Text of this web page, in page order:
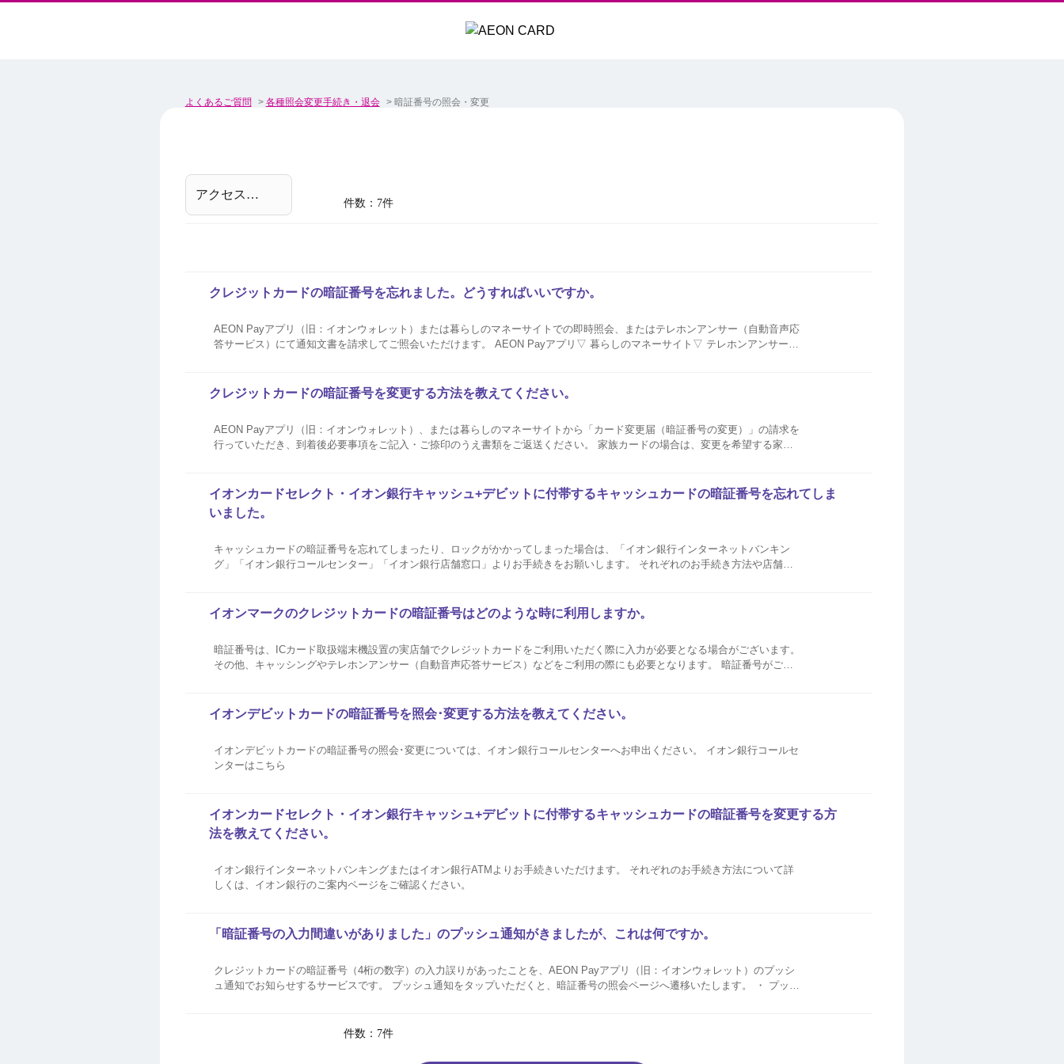
よくあるご質問 > 各種照会変更手続き・退会 > 暗証番号の照会・変更
件数：7件
クレジットカードの暗証番号を忘れました。どうすればいいですか。
AEON Payアプリ（旧：イオンウォレット）または暮らしのマネーサイトでの即時照会、またはテレホンアンサー（自動音声応
答サービス）にて通知文書を請求してご照会いただけます。 AEON Payアプリ▽ 暮らしのマネーサイト▽ テレホンアンサー▽
クレジットカードの暗証番号を変更する方法を教えてください。
AEON Payアプリ（旧：イオンウォレット）、または暮らしのマネーサイトから「カード変更届（暗証番号の変更）」の請求を
行っていただき、到着後必要事項をご記入・ご捺印のうえ書類をご返送ください。 家族カードの場合は、変更を希望する家族
イオンカードセレクト・イオン銀行キャッシュ+デビットに付帯するキャッシュカードの暗証番号を忘れてしま
いました。
キャッシュカードの暗証番号を忘れてしまったり、ロックがかかってしまった場合は、「イオン銀行インターネットバンキン
グ」「イオン銀行コールセンター」「イオン銀行店舗窓口」よりお手続きをお願いします。 それぞれのお手続き方法や店舗検
イオンマークのクレジットカードの暗証番号はどのような時に利用しますか。
暗証番号は、ICカード取扱端末機設置の実店舗でクレジットカードをご利用いただく際に入力が必要となる場合がございます。
その他、キャッシングやテレホンアンサー（自動音声応答サービス）などをご利用の際にも必要となります。 暗証番号がご不
イオンデビットカードの暗証番号を照会･変更する方法を教えてください。
イオンデビットカードの暗証番号の照会･変更については、イオン銀行コールセンターへお申出ください。 イオン銀行コールセ
ンターはこちら
イオンカードセレクト・イオン銀行キャッシュ+デビットに付帯するキャッシュカードの暗証番号を変更する方
法を教えてください。
イオン銀行インターネットバンキングまたはイオン銀行ATMよりお手続きいただけます。 それぞれのお手続き方法について詳
しくは、イオン銀行のご案内ページをご確認ください。
「暗証番号の入力間違いがありました」のプッシュ通知がきましたが、これは何ですか。
クレジットカードの暗証番号（4桁の数字）の入力誤りがあったことを、AEON Payアプリ（旧：イオンウォレット）のプッシ
ュ通知でお知らせするサービスです。 プッシュ通知をタップいただくと、暗証番号の照会ページへ遷移いたします。 ・ プッシ
件数：7件